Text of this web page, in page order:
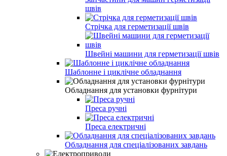
швів
Стрічка для герметизації швів
Швейні машини для герметизації швів
Шаблонне і циклічне обладнання
Обладнання для установки фурнітури
Преса ручні
Преса електричні
Обладнання для спеціалізованих завдань